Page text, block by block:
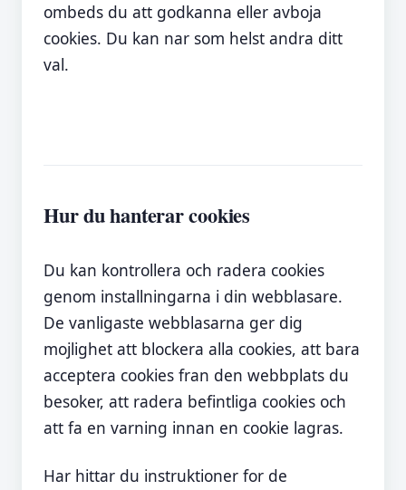
ombeds du att godkanna eller avboja
cookies. Du kan nar som helst andra ditt
val.
Hur du hanterar cookies
Du kan kontrollera och radera cookies
genom installningarna i din webblasare.
De vanligaste webblasarna ger dig
mojlighet att blockera alla cookies, att bara
acceptera cookies fran den webbplats du
besoker, att radera befintliga cookies och
att fa en varning innan en cookie lagras.
Har hittar du instruktioner for de